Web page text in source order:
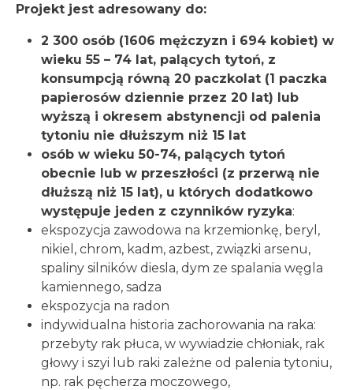
Projekt jest adresowany do:
2 300 osób (1606 mężczyzn i 694 kobiet) w
wieku 55 – 74 lat, palących tytoń, z
konsumpcją równą 20 paczkolat (1 paczka
papierosów dziennie przez 20 lat) lub
wyższą i okresem abstynencji od palenia
tytoniu nie dłuższym niż 15 lat
osób w wieku 50-74, palących tytoń
obecnie lub w przeszłości (z przerwą nie
dłuższą niż 15 lat), u których dodatkowo
występuje jeden z czynników ryzyka:
ekspozycja zawodowa na krzemionkę, beryl,
nikiel, chrom, kadm, azbest, związki arsenu,
spaliny silników diesla, dym ze spalania węgla
kamiennego, sadza
ekspozycja na radon
indywidualna historia zachorowania na raka:
przebyty rak płuca, w wywiadzie chłoniak, rak
głowy i szyi lub raki zależne od palenia tytoniu,
np. rak pęcherza moczowego,